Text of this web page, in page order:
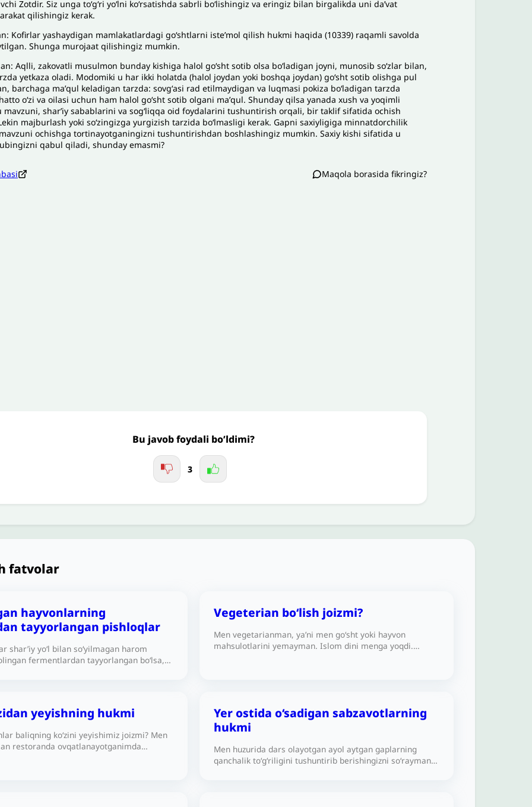
Zotdir. Siz unga toʻgʻri yoʻlni koʻrsatishda sabrli boʻlishingiz va eringiz bilan birgalikda uni daʼvat
qilishingiz kerak.
: Kofirlar yashaydigan mamlakatlardagi goʻshtlarni isteʼmol qilish hukmi haqida (10339) raqamli savolda
. Shunga murojaatqilishingiz mumkin.
: Aqlli, zakovatli musulmon bunday kishiga halol goʻsht sotib olsa boʻladigan joyni, munosib soʻzlar bilan,
yetkaza oladi. Modomiki u har ikki holatda (halol joydan yoki boshqa joydan) goʻsht sotib olishga pul
, barchaga maʼqul keladigan tarzda: sovgʻasi rad etilmaydigan va luqmasi pokiza boʻladigan tarzda
attooʻzi va oilasi uchun ham halol goʻsht sotib olgani maʼqul. Shundayqilsa yanada xush va yoqimli
mavzuni, sharʼiy sabablarini va sogʻliqqa oid foydalarini tushuntirish orqali, bir taklif sifatida ochish
majburlash yoki soʻzingizga yurgizish tarzida boʻlmasligi kerak. Gapni saxiyligiga minnatdorchilik
ochishga tortinayotganingizni tushuntirishdan boshlashingiz mumkin. Saxiy kishi sifatida u
qabul qiladi, shunday emasmi?
Maqola borasida fikringiz?
Bu javob foydali bo’ldimi?
3
fatvolar
hayvonlarning
tayyorlangan pishloqlar
shar’iy yo‘l bilan so‘yilmagan harom
fermentlardan tayyorlangan bo‘lsa,
Vegeterian boʻlish joizmi?
Men vegetarianman, ya’ni men go‘sht yoki hayvon
mahsulotlarini yemayman. Islom dini menga yoqdi.
yeyishning hukmi
baliqning ko‘zini yeyishimiz joizmi? Men
restoranda ovqatlanayotganimda
Yer ostida o‘sadigan sabzavotlarning
hukmi
Men huzurida dars olayotgan ayol aytgan gaplarning
qanchalik to‘g‘riligini tushuntirib berishingizni so‘rayman.